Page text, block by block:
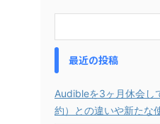
最近の投稿
Audibleを3ヶ月休会し
約）との違いや新たな